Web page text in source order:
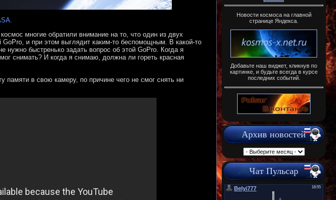
многие обратили внимание на то, что один из двух
и при этом выглядит каким-то беспомощным. В какой-то
быстренько задать вопрос об этой GoPro. Когда я
снимать? И когда я снимаю, должна ли гореть красная
памяти в свою камеру, по причине чего не смог снять ни
Новости космоса на главной
странице Яндекса.
Добавьте наш виджет, кликнув по
картинке, и будьте всегда в курсе
последних событий.
Архив новостей
Чат Пульсар